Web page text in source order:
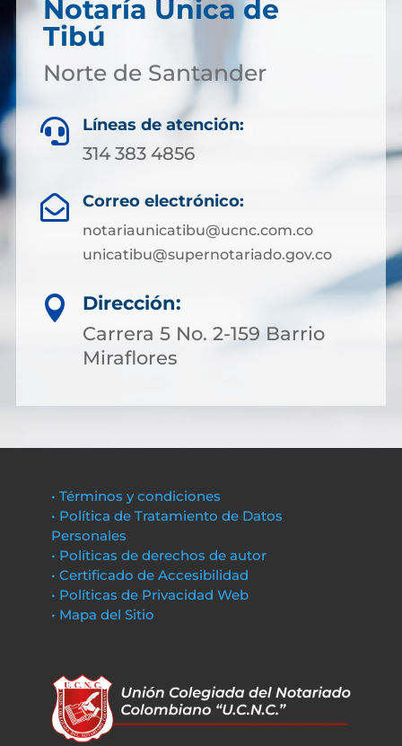
Notaría Única de
Tibú
Norte de Santander
 Líneas de atención:
314 383 4856
 Correo electrónico:
notariaunicatibu@ucnc.com.co
unicatibu@supernotariado.gov.co

Dirección:
Carrera 5 No. 2-159 Barrio
Miraflores
• Términos y condiciones
• Política de Tratamiento de Datos
Personales
• Políticas de derechos de autor
• Certificado de Accesibilidad
• Políticas de Privacidad Web
• Mapa del Sitio